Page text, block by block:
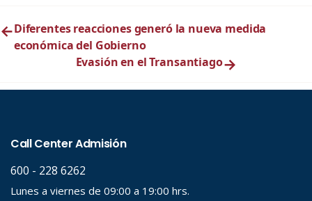
←Diferentes reacciones generó la nueva medida
económica del Gobierno
Evasión en el Transantiago→